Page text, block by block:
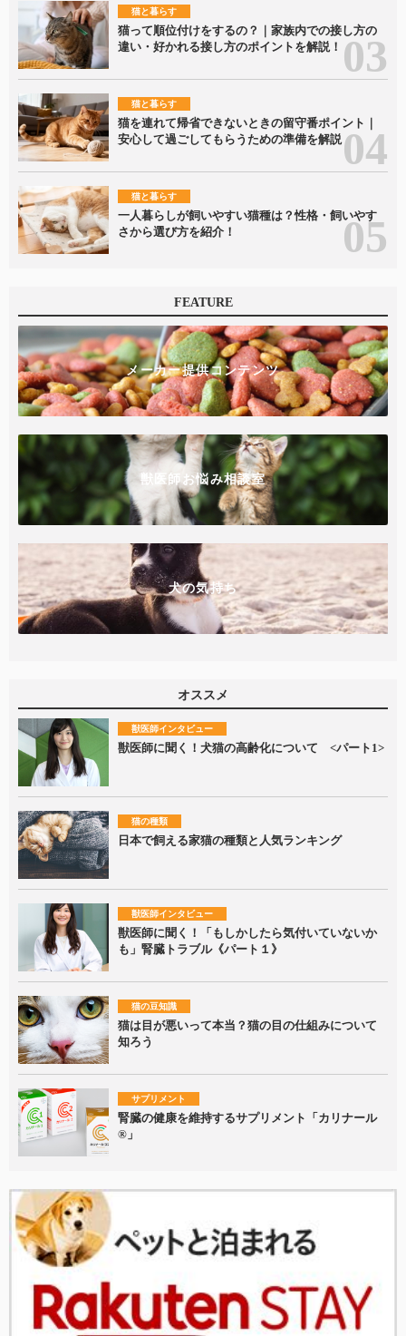
猫と暮らす
猫って順位付けをするの？｜家族内での接し方の
違い・好かれる接し方のポイントを解説！
猫と暮らす
猫を連れて帰省できないときの留守番ポイント｜
安心して過ごしてもらうための準備を解説
猫と暮らす
一人暮らしが飼いやすい猫種は？性格・飼いやす
さから選び方を紹介！
FEATURE
メーカー提供コンテンツ
獣医師お悩み相談室
犬の気持ち
オススメ
獣医師インタビュー
獣医師に聞く！犬猫の高齢化について <パート1>
猫の種類
日本で飼える家猫の種類と人気ランキング
獣医師インタビュー
獣医師に聞く！「もしかしたら気付いていないか
も」腎臓トラブル《パート１》
猫の豆知識
猫は目が悪いって本当？猫の目の仕組みについて
知ろう
サプリメント
腎臓の健康を維持するサプリメント「カリナール
®」